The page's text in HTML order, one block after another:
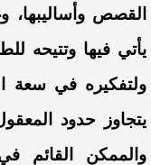
القصص
يأتي فيها وتتيحه
ولتفكيره في سعة
يتجاوز حدود
والممكن القائم